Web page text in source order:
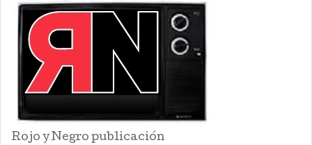
Rojo y Negro publicación